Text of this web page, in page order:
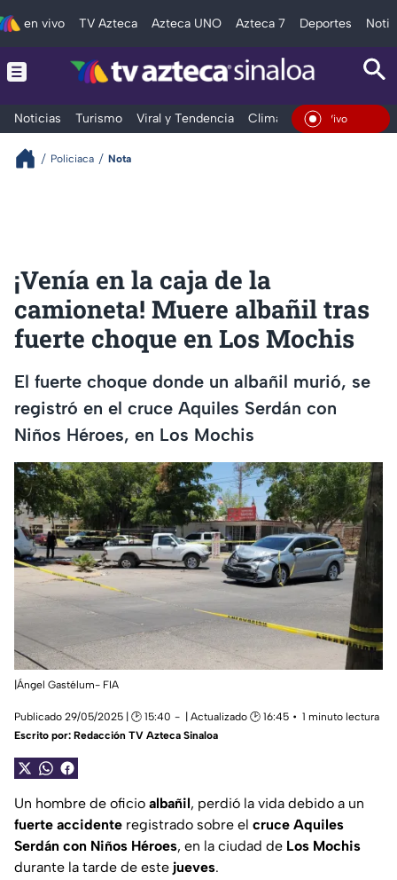
en vivo TV Azteca Azteca UNO Azteca 7 Deportes
Noticias Turismo Viral y Tendencia Clima Deportes
En Vivo
Policiaca Nota
¡Venía en la caja de la
camioneta! Muere albañil tras
fuerte choque en Los Mochis
El fuerte choque donde un albañil murió, se
registró en el cruce Aquiles Serdán con
Niños Héroes, en Los Mochis
|Ángel Gastélum- FIA
Publicado 29/05/2025 | 🕑 15:40 | Actualizado 🕑 16:45
1 minuto lectura
Escrito por: Redacción TV Azteca Sinaloa
Un hombre de oficio albañil, perdió la vida debido a un
fuerte accidente registrado sobre el cruce Aquiles
Serdán con Niños Héroes, en la ciudad de Los Mochis
durante la tarde de este jueves.